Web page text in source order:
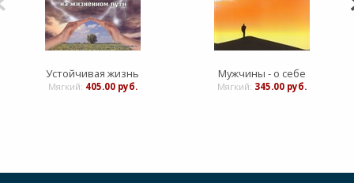
Устойчивая жизнь
Мягкий: 405.00 руб.
Мужчины - о себе
Мягкий: 345.00 руб.